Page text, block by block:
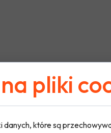
pliki
danych, które są